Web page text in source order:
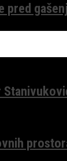
pred